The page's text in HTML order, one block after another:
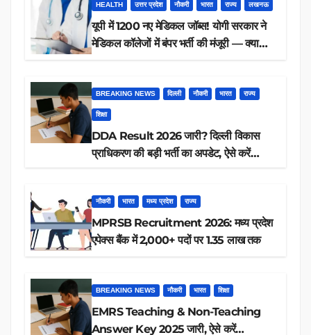
HEALTH उत्तर प्रदेश नौकरी भारत राज्य लखनऊ
यूपी में 1200 नए मेडिकल जॉब्स! योगी सरकार ने
मेडिकल कॉलेजों में बंपर भर्ती की मंजूरी — क्या
BREAKING NEWS दिल्ली नौकरी भारत राज्य
शिक्षा
DDA Result 2026 जारी? दिल्ली विकास
प्राधिकरण की बड़ी भर्ती का अपडेट, ऐसे करें
नौकरी भारत मध्य प्रदेश राज्य
MPRSB Recruitment 2026: मध्य प्रदेश
एपेक्स बैंक में 2,000+ पदों पर 1.35 लाख तक
BREAKING NEWS नौकरी भारत शिक्षा
EMRS Teaching & Non-Teaching
Answer Key 2025 जारी, ऐसे करें